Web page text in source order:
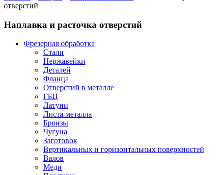
отверстий
Наплавка и расточка отверстий
Фрезерная обработка
Стали
Нержавейки
Деталей
Фланца
Отверстий в металле
ГБЦ
Латуни
Листа металла
Бронзы
Чугуна
Заготовок
Вертикальных и горизонтальных поверхностей
Валов
Меди